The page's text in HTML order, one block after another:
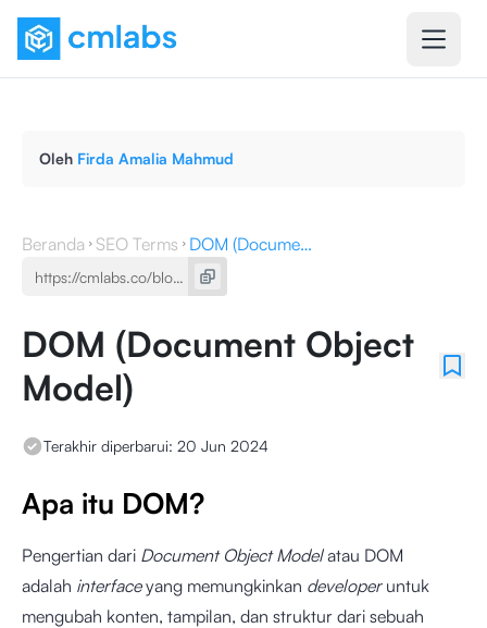
Oleh Firda Amalia Mahmud
Beranda SEO Terms DOM (Document Object Model)
DOM (Document Object
Model)
Terakhir diperbarui: 20 Jun 2024
Apa itu DOM?
Pengertian dari Document Object Modelatau DOM
adalah interfaceyang memungkinkan developeruntuk
mengubah konten, tampilan, dan struktur dari sebuah